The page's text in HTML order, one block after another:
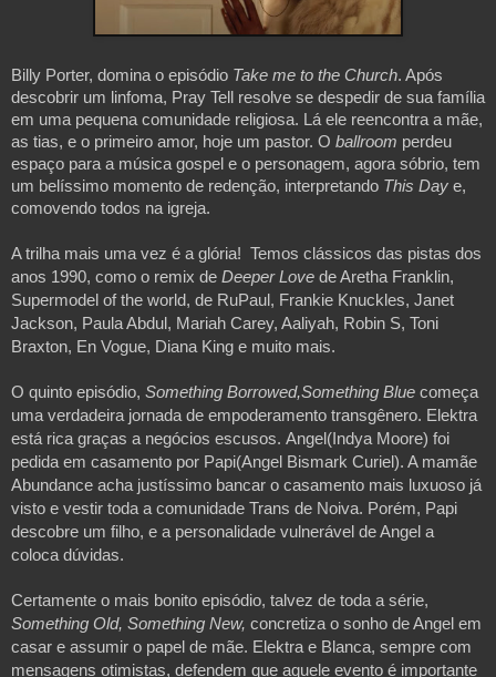
Billy Porter, domina o episódio Take me to the Church. Após
descobrir um linfoma, Pray Tell resolve se despedir de sua família
em uma pequena comunidade religiosa. Lá ele reencontra a mãe,
as tias, e o primeiro amor, hoje um pastor. O ballroom perdeu
espaço para a música gospel e o personagem, agora sóbrio, tem
um belíssimo momento de redenção, interpretando This Day e,
comovendo todos na igreja.
A trilha mais uma vez é a glória!  Temos clássicos das pistas dos
anos 1990, como o remix de Deeper Love de Aretha Franklin,
Supermodel of the world, de RuPaul, Frankie Knuckles, Janet
Jackson, Paula Abdul, Mariah Carey, Aaliyah, Robin S, Toni
Braxton, En Vogue, Diana King e muito mais.
O quinto episódio, Something Borrowed,Something Blue começa
uma verdadeira jornada de empoderamento transgênero. Elektra
está rica graças a negócios escusos. Angel(Indya Moore) foi
pedida em casamento por Papi(Angel Bismark Curiel). A mamãe
Abundance acha justíssimo bancar o casamento mais luxuoso já
visto e vestir toda a comunidade Trans de Noiva. Porém, Papi
descobre um filho, e a personalidade vulnerável de Angel a
coloca dúvidas.
Something Old, Something New, concretiza o sonho de Angel em
casar e assumir o papel de mãe. Elektra e Blanca, sempre com
mensagens otimistas, defendem que aquele evento é importante